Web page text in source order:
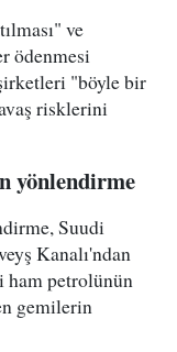
ve
ödenmesi
"böyle bir
risklerini
yönlendirme
Suudi
Kanalı'ndan
ham petrolünün
gemilerin